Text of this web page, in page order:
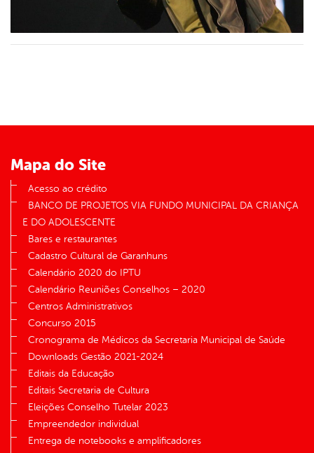
Mapa do Site
Acesso ao crédito
BANCO DE PROJETOS VIA FUNDO MUNICIPAL DA CRIANÇA
E DO ADOLESCENTE
Bares e restaurantes
Cadastro Cultural de Garanhuns
Calendário 2020 do IPTU
Calendário Reuniões Conselhos – 2020
Centros Administrativos
Concurso 2015
Cronograma de Médicos da Secretaria Municipal de Saúde
Downloads Gestão 2021-2024
Editais da Educação
Editais Secretaria de Cultura
Eleições Conselho Tutelar 2023
Empreendedor individual
Entrega de notebooks e amplificadores